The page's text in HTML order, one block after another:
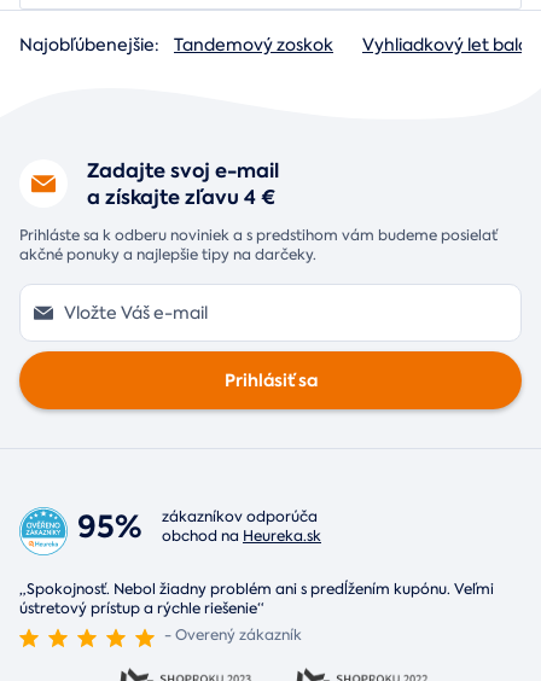
Najobľúbenejšie: Tandemový zoskok Vyhliadkový let
Zadajte svoj e-mail
a získajte zľavu 4 €
Prihláste sa k odberu noviniek a s predstihom vám budeme posielať
akčné ponuky a najlepšie tipy na darčeky.
Prihlásiť sa
95%
zákazníkov odporúča
obchod na Heureka.sk
„Spokojnosť. Nebol žiadny problém ani s predĺžením kupónu. Veľmi
ústretový prístup a rýchle riešenie“
- Overený zákazník